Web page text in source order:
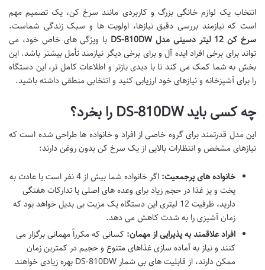
انتخاب یک لوازم خانگی بزرگ و کاربردی مانند سرخ کن، یک تصمیم مهم
است که نیازمند بررسی دقیق نیازها، اولویت ها و سبک زندگی شماست.
سرخ کن 12 لیتر دسینی مدل DS-810DW
با ویژگی های خاص خود، می
تواند برای برخی افراد ایده آل و برای برخی دیگر نیازمند تأمل بیشتر باشد. این
بخش به شما کمک می کند تا با دیدی بازتر و اطلاعات کامل تر، این دستگاه
را برای آشپزخانه و نیازهای خود ارزیابی کنید و انتخابی منطقی داشته باشید.
چه کسی باید DS-810DW را بخرد؟
این مدل قدرتمند برای گروه خاصی از افراد و خانواده ها طراحی شده است که
نیازهای مشخص و انتظارات بالایی از یک سرخ کن بدون روغن دارند:
خانواده های پرجمعیت:
اگر خانواده شما بیش از 4 نفر است یا عادت به
پخت و پز غذا در حجم زیاد برای وعده های اصلی یا تدارکات هفتگی
دارید، ظرفیت 12 لیتری این دستگاه یک مزیت بی بدیل خواهد بود که
زمان آشپزی را به شدت کاهش می دهد.
افراد علاقمند به پذیرایی از مهمان: کسانی که مکرراً مهمانی برگزار می
کنند و نیاز به آماده سازی غذاهای متنوع و حجیم در کمترین زمان
ممکن دارند، از قابلیت های بی شمار DS-810DW بهره زیادی خواهند